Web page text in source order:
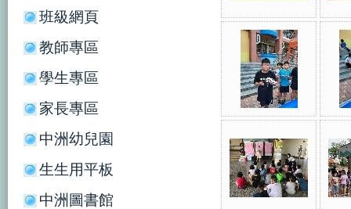
班級網頁
教師專區
學生專區
家長專區
中洲幼兒園
生生用平板
中洲圖書館